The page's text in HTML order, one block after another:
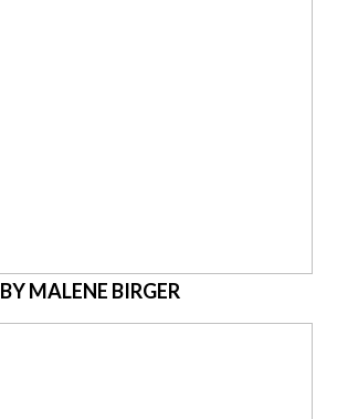
BY MALENE BIRGER